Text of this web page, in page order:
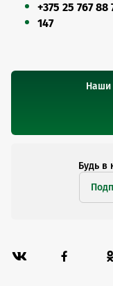
+375 25 767 88
147
Наши
Будь в